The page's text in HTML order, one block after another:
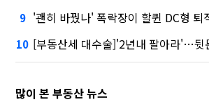
9 '괜히 바꿨나' 폭락장이 할퀸 DC형 퇴직연
10 [부동산세 대수술]'2년내 팔아라'…뒷
많이 본 부동산 뉴스